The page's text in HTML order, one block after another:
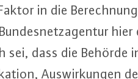
in die
sei, dass die Behörde
Aus­wir­kun­gen